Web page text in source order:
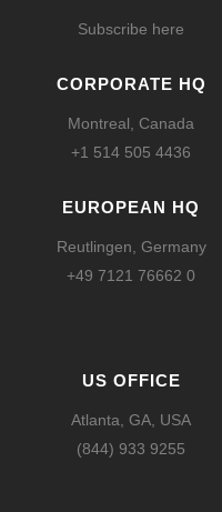
Subscribe here
CORPORATE HQ
Montreal, Canada
+1 514 505 4436
EUROPEAN HQ
Reutlingen, Germany
+49 7121 76662 0
US OFFICE
Atlanta, GA, USA
(844) 933 9255